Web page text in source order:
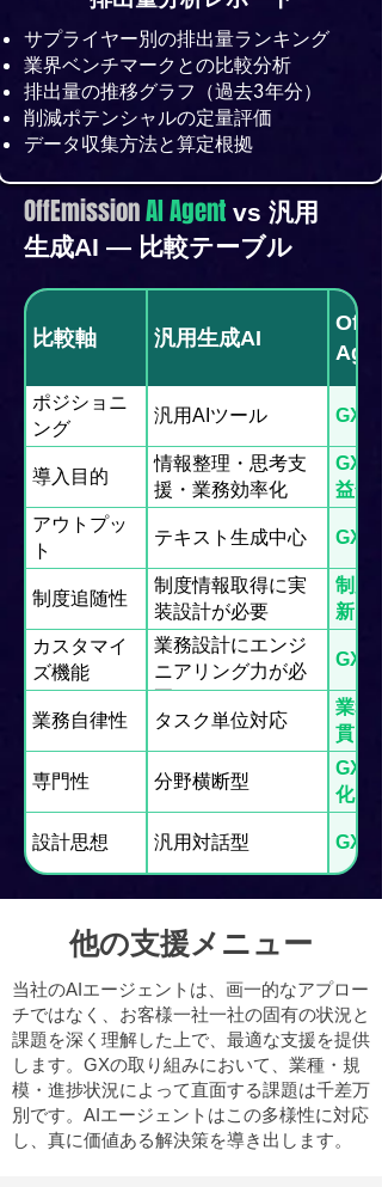
サプライヤー別の排出量ランキング
業界ベンチマークとの比較分析
排出量の推移グラフ（過去3年分）
削減ポテンシャルの定量評価
データ収集方法と算定根拠
OffEmissionAI Agent vs 汎用
生成AI — 比較テーブル
比較軸 汎用生成AI
ポジショニ
ング
汎用AIツール GX実
導入目的
情報整理・思考支
援・業務効率化
GX
益化
アウトプッ
ト
テキスト生成中心 GX戦
制度追随性
制度情報取得に実
装設計が必要
制度
新
カスタマイ
ズ機能
業務設計にエンジ
ニアリング力が必
要
GX
業務自律性 タスク単位対応
業務
貫
専門性 分野横断型
GX
化
設計思想 汎用対話型 GX
他の支援メニュー
当社のAIエージェントは、画一的なアプロー
チではなく、お客様一社一社の固有の状況と
課題を深く理解した上で、最適な支援を提供
します。GXの取り組みにおいて、業種・規
模・進捗状況によって直面する課題は千差万
別です。AIエージェントはこの多様性に対応
し、真に価値ある解決策を導き出します。